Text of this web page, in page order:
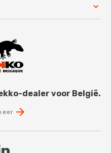
dealer voor België.